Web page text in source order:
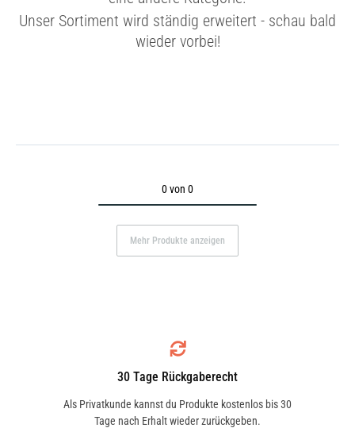
Unser Sortiment wird ständig erweitert - schau bald
wieder vorbei!
0 von 0
Mehr Produkte anzeigen
30 Tage Rückgaberecht
Als Privatkunde kannst du Produkte kostenlos bis 30
Tage nach Erhalt wieder zurückgeben.